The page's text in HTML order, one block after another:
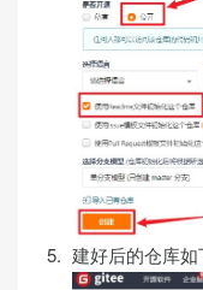
建好后的仓库如